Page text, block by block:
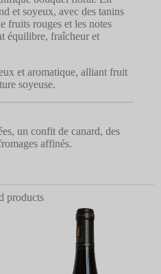
et soyeux, avec des tanins
fruits rouges et les notes
équilibre, fraîcheur et
et aromatique, alliant fruit
soyeuse.
un confit de canard, des
affinés.
products